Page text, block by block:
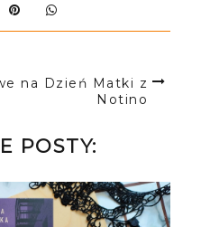
na Dzień Matki z
Notino
POSTY: